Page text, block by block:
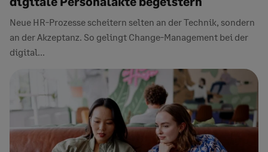
Neue HR-Prozesse scheitern selten an der Technik, sondern
an der Akzeptanz. So gelingt Change-Management bei der
digital...